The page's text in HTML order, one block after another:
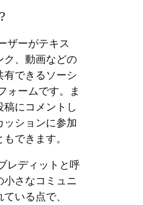
ザーがテキス
ク、動画などの
有できるソーシ
ォームです。ま
稿にコメントし
ッションに参加
できます。
レディットと呼
小さなコミュニ
いる点で、